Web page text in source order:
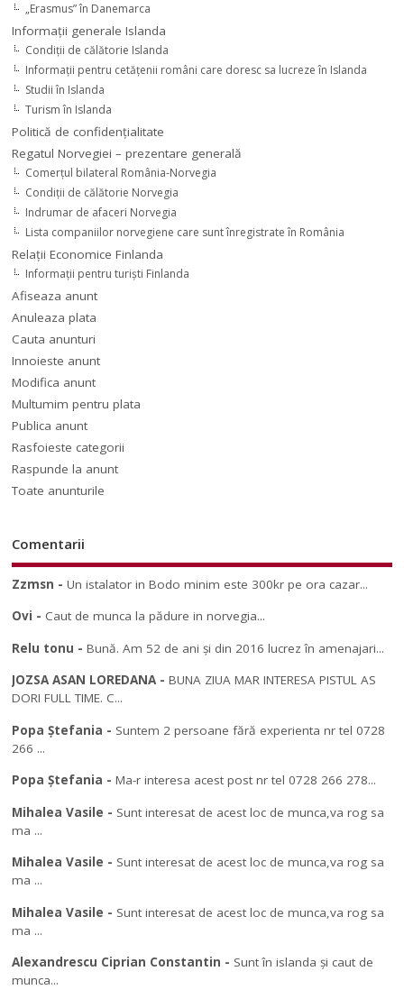
„Erasmus” în Danemarca
Informaţii generale Islanda
Condiţii de călătorie Islanda
Informaţii pentru cetăţenii români care doresc sa lucreze în Islanda
Studii în Islanda
Turism în Islanda
Politică de confidențialitate
Regatul Norvegiei – prezentare generală
Comerţul bilateral România-Norvegia
Condiții de călătorie Norvegia
Indrumar de afaceri Norvegia
Lista companiilor norvegiene care sunt înregistrate în România
Relaţii Economice Finlanda
Informaţii pentru turişti Finlanda
Afiseaza anunt
Anuleaza plata
Cauta anunturi
Innoieste anunt
Modifica anunt
Multumim pentru plata
Publica anunt
Rasfoieste categorii
Raspunde la anunt
Toate anunturile
Comentarii
Zzmsn -Un istalator in Bodo minim este 300kr pe ora cazar...
Ovi - Caut de munca la pădure in norvegia...
Relu tonu -Bună. Am 52 de ani și din 2016 lucrez în amenajari...
JOZSA ASAN LOREDANA-BUNA ZIUA MAR INTERESA PISTUL AS
DORI FULL TIME. C...
Popa Ștefania - Suntem 2 persoane fără experienta nr tel 0728
266 ...
Popa Ștefania -Ma-r interesa acest post nr tel 0728 266 278...
Mihalea Vasile - Sunt interesat de acest loc de munca,va rog sa
ma ...
Mihalea Vasile - Sunt interesat de acest loc de munca,va rog sa
ma ...
Mihalea Vasile - Sunt interesat de acest loc de munca,va rog sa
ma ...
Alexandrescu Ciprian Constantin - Sunt în islanda și caut de
munca...